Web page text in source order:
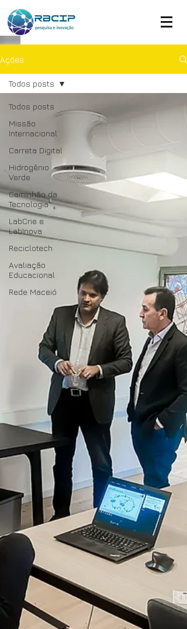
Ações
Todos posts
Missão
Internacional
Carreta Digital
Hidrogênio
Verde
Caminhão da
Tecnologia
LabCrie e
LabInova
Reciclotech
Avaliação
Educacional
Rede Maceió
Todos posts